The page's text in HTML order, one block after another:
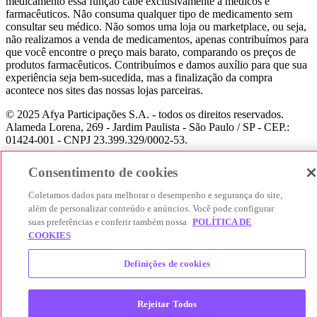
farmacêuticos. Não consuma qualquer tipo de medicamento sem
consultar seu médico. Não somos uma loja ou marketplace, ou seja,
não realizamos a venda de medicamentos, apenas contribuímos para
que você encontre o preço mais barato, comparando os preços de
produtos farmacêuticos. Contribuímos e damos auxílio para que sua
experiência seja bem-sucedida, mas a finalização da compra
acontece nos sites das nossas lojas parceiras.
© 2025 Afya Participações S.A. - todos os direitos reservados.
Alameda Lorena, 269 - Jardim Paulista - São Paulo / SP - CEP.:
01424-001 - CNPJ 23.399.329/0002-53.
Consentimento de cookies
Coletamos dados para melhorar o desempenho e segurança do site,
além de personalizar conteúdo e anúncios. Você pode configurar
suas preferências e conferir também nossa POLÍTICA DE
COOKIES
Definições de cookies
Rejeitar Todos